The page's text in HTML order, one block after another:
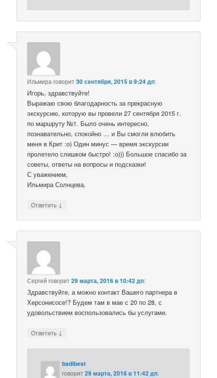
Ильмира говорит30 сентября, 2015 в 9:24 дп:
Игорь, здравствуйте!
Выражаю свою благодарность за прекрасную
экскурсию, которую вы провели 27 сентября 2015 г.
по маршруту №1. Было очень интересно,
познавательно, спокойно … и Вы смогли влюбить
меня в Крит :о) Один минус — время экскурсии
пролетело слишком быстро! :о))) Большое спасибо за
советы, ответы на вопросы и подсказки!
С уважением,
Ильмира Солнцева.
Ответить ↓
Сергей говорит29 марта, 2016 в 10:42 дп:
Здравствуйте, а можно контакт Вашего партнера в
Херсонисосе!? Будем там в мае с 20 по 28, с
удовольствием воспользовались бы услугами.
Ответить ↓
badibest
говорит29 марта, 2016 в 11:42 дп: